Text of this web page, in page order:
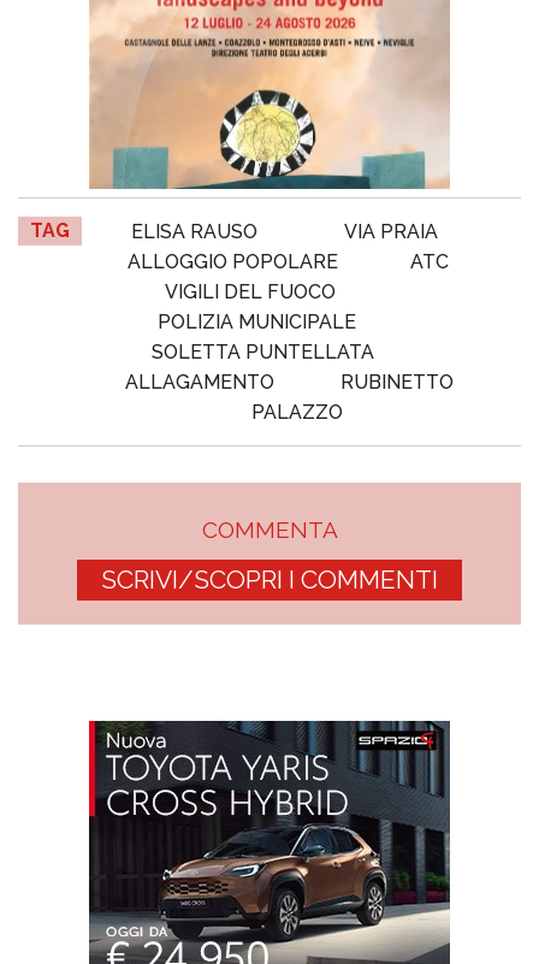
TAG ELISA RAUSO
VIA PRAIA
ALLOGGIO POPOLARE
ATC
VIGILI DEL FUOCO
POLIZIA MUNICIPALE
SOLETTA PUNTELLATA
ALLAGAMENTO
RUBINETTO
PALAZZO
COMMENTA
SCRIVI/SCOPRI I COMMENTI